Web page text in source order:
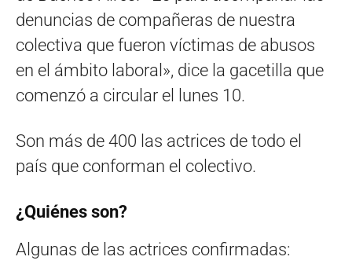
denuncias de compañeras de nuestra
colectiva que fueron víctimas de abusos
en el ámbito laboral», dice la gacetilla que
comenzó a circular el lunes 10.
Son más de 400 las actrices de todo el
país que conforman el colectivo.
¿Quiénes son?
Algunas de las actrices confirmadas: